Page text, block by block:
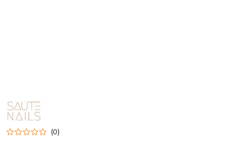
NAZWA
PRODUCENTA:
SAUTE
(0)